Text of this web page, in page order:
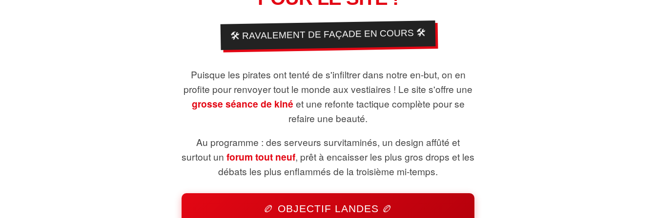
🛠️ RAVALEMENT DE FAÇADE EN COURS 🛠️
Puisque les pirates ont tenté de s'infiltrer dans notre en-but, on en
profite pour renvoyer tout le monde aux vestiaires ! Le site s'offre une
grosse séance de kiné et une refonte tactique complète pour se
refaire une beauté.
Au programme : des serveurs survitaminés, un design affûté et
surtout un forum tout neuf, prêt à encaisser les plus gros drops et les
débats les plus enflammés de la troisième mi-temps.
🏉 OBJECTIF LANDES 🏉